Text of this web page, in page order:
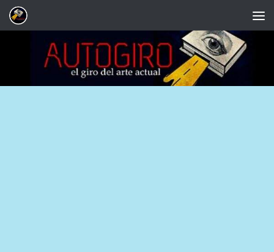
Saltar al contenido